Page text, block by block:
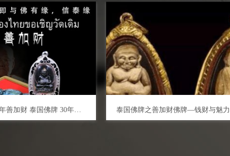
龙婆咪 2536年善加财 泰国佛牌 30年老牌 招财守财 魅力智慧 平安健康